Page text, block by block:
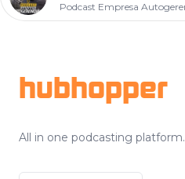
hubhopper
All in one podcasting platform.